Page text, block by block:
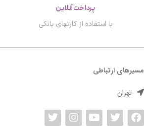
پرداخت آنلاین
با استفاده از کارتهای بانکی
مسیرهای ارتباطی
تهران